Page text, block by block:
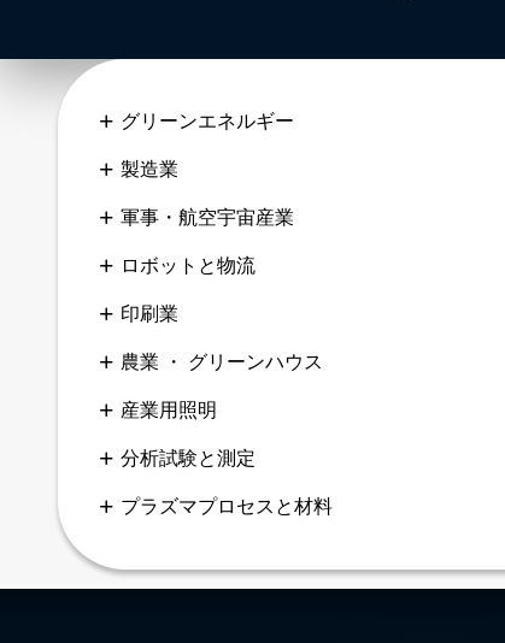
グリーンエネルギー
製造業
軍事・航空宇宙産業
ロボットと物流
印刷業
農業 ・ グリーンハウス
産業用照明
分析試験と測定
プラズマプロセスと材料